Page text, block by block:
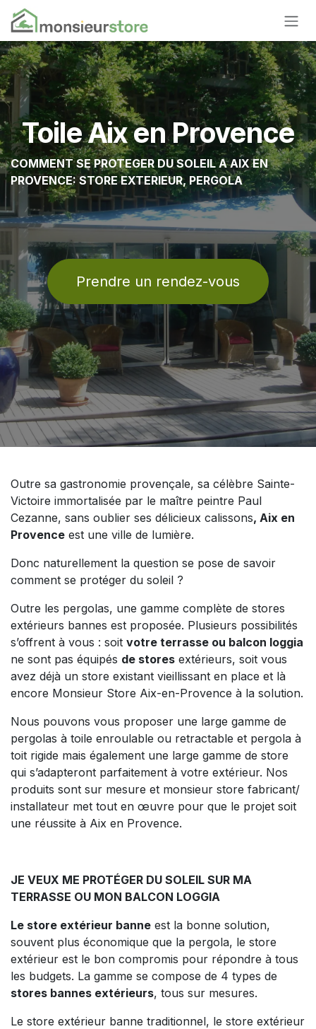
Se rendre au contenu
Toile Aix en Provence
COMMENT SE PROTEGER DU SOLEIL A AIX EN
PROVENCE: STORE EXTERIEUR, PERGOLA
Prendre un rendez-vous
Outre sa gastronomie provençale, sa célèbre Sainte-
Victoire immortalisée par le maître peintre Paul
Cezanne, sans oublier ses délicieux calissons, Aix en
Provence est une ville de lumière.
Donc naturellement la question se pose de savoir
comment se protéger du soleil ?
Outre les pergolas, une gamme complète de stores
extérieurs bannes est proposée. Plusieurs possibilités
s’offrent à vous : soit votre terrasse ou balcon loggia
ne sont pas équipés de stores extérieurs, soit vous
avez déjà un store existant vieillissant en place et là
encore Monsieur Store Aix-en-Provence à la solution.
Nous pouvons vous proposer une large gamme de
pergolas à toile enroulable ou retractable et pergola à
toit rigide mais également une large gamme de store
qui s’adapteront parfaitement à votre extérieur. Nos
produits sont sur mesure et monsieur store fabricant/
installateur met tout en œuvre pour que le projet soit
une réussite à Aix en Provence.
JE VEUX ME PROTÉGER DU SOLEIL SUR MA
TERRASSE OU MON BALCON LOGGIA
Le store extérieur banne est la bonne solution,
souvent plus économique que la pergola, le store
extérieur est le bon compromis pour répondre à tous
les budgets. La gamme se compose de 4 types de
stores bannes extérieurs, tous sur mesures.
Le store extérieur banne traditionnel, le store extérieur